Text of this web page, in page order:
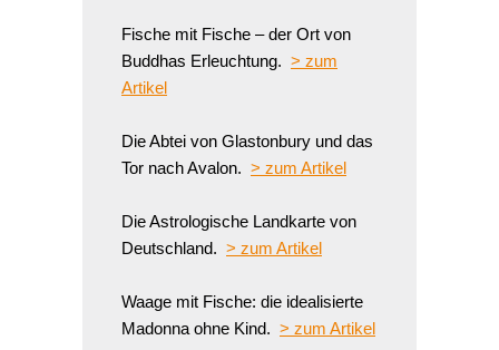
Fische mit Fische – der Ort von
Buddhas Erleuchtung. > zum
Artikel
Die Abtei von Glastonbury und das
Tor nach Avalon. > zum Artikel
Die Astrologische Landkarte von
Deutschland. > zum Artikel
Waage mit Fische: die idealisierte
Madonna ohne Kind. > zum Artikel